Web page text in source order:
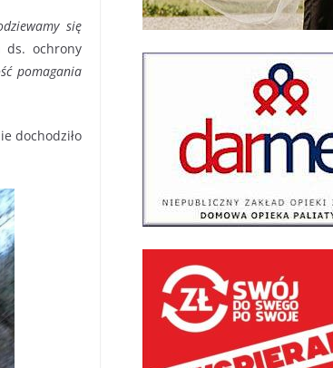
się
ds. ochrony
pomagania
dochodziło